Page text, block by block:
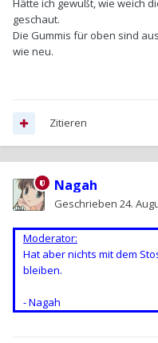
Hätte ich gewußt, wie weich
geschaut.
Die Gummis für oben sind
wie neu.
Zitieren
Nagah
Geschrieben 24.
Moderator:
Hat aber nichts mit dem
bleiben.
- Nagah